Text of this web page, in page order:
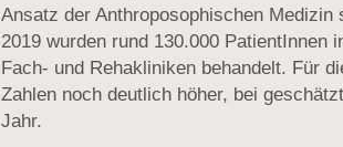
Ansatz der Anthroposophischen
2019 wurden rund 130.000 PatientInnen
Fach- und Rehakliniken behandelt. Für
Zahlen noch deutlich höher, bei
Jahr.